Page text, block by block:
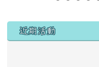
左邊區域內容
近期活動